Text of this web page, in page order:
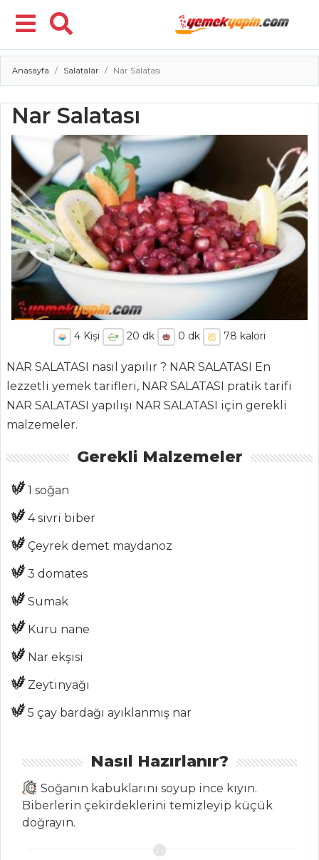
Menü
ANASAYFA
MENÜLER
Tüm
Kategoriler
Pastırmalı Yer
Terbiyeli Patates
Çorbası
Anasayfa Salatalar Nar Salatası
Nar Salatası
4 Kişi 20 dk 0 dk 78 kalori
NAR SALATASI nasıl yapılır ? NAR SALATASI En
lezzetli yemek tarifleri, NAR SALATASI pratik tarifi
NAR SALATASI yapılışı NAR SALATASI için gerekli
malzemeler.
Gerekli Malzemeler
1 soğan
4 sivri biber
Çeyrek demet maydanoz
3 domates
Sumak
Kuru nane
Nar ekşisi
Zeytinyağı
5 çay bardağı ayıklanmış nar
Nasıl Hazırlanır?
Soğanın kabuklarını soyup ince kıyın.
Biberlerin çekirdeklerini temizleyip küçük
doğrayın.